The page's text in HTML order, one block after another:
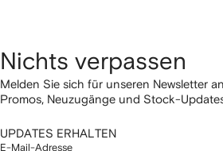
Nichts verpassen
Melden Sie sich für unseren Newsletter
Promos, Neuzugänge und Stock-
UPDATES ERHALTEN
E-Mail-Adresse